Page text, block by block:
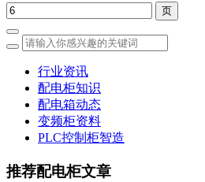
行业资讯
配电柜知识
配电箱动态
变频柜资料
PLC控制柜智造
推荐配电柜文章